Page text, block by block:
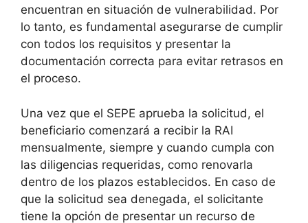
encuentran en situación de vulnerabilidad. Por
lo tanto, es fundamental asegurarse de cumplir
con todos los requisitos y presentar la
documentación correcta para evitar retrasos en
el proceso.
Una vez que el SEPE aprueba la solicitud, el
beneficiario comenzará a recibir la RAI
mensualmente, siempre y cuando cumpla con
las diligencias requeridas, como renovarla
dentro de los plazos establecidos. En caso de
que la solicitud sea denegada, el solicitante
tiene la opción de presentar un recurso de